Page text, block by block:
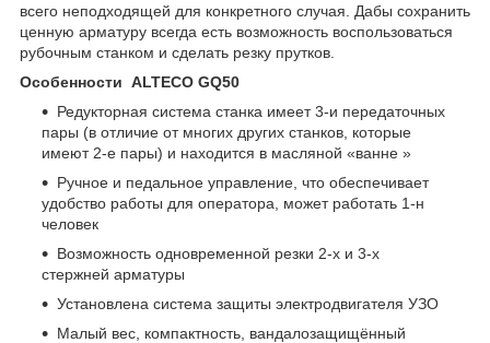
всего неподходящей для конкретного случая. Дабы сохранить
ценную арматуру всегда есть возможность воспользоваться
рубочным станком и сделать резку прутков.
Особенности ALTECO GQ50
Редукторная система станка имеет 3-и передаточных
пары (в отличие от многих других станков, которые
имеют 2-е пары) и находится в масляной «ванне »
Ручное и педальное управление, что обеспечивает
удобство работы для оператора, может работать 1-н
человек
Возможность одновременной резки 2-х и 3-х
стержней арматуры
Установлена система защиты электродвигателя УЗО
Малый вес, компактность, вандалозащищённый